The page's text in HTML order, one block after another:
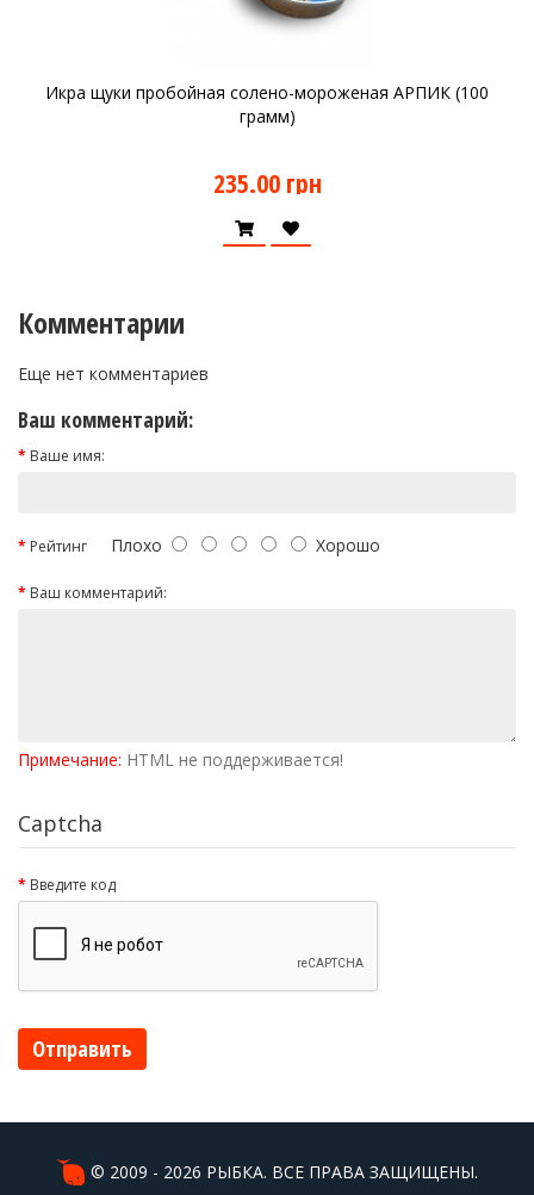
Икра щуки пробойная солено-мороженая АРПИК (100
грамм)
235.00 грн
Комментарии
Еще нет комментариев
Ваш комментарий:
Ваше имя:
Рейтинг Плохо Хорошо
Ваш комментарий:
Примечание: HTML не поддерживается!
Captcha
Введите код
Отправить
© 2009 - 2026 РЫБКА. ВСЕ ПРАВА ЗАЩИЩЕНЫ.